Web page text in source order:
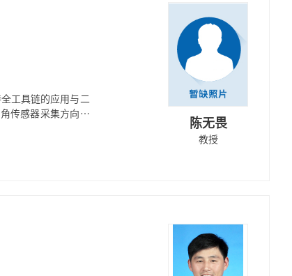
工具链的应用与二
传感器采集方向盘
陈无畏
教授